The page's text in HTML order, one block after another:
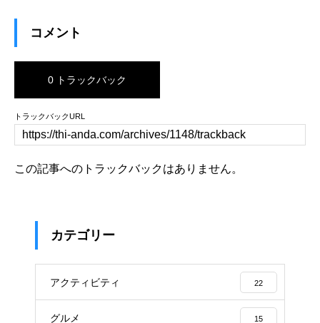
コメント
0 トラックバック
トラックバックURL
この記事へのトラックバックはありません。
カテゴリー
アクティビティ 22
グルメ 15